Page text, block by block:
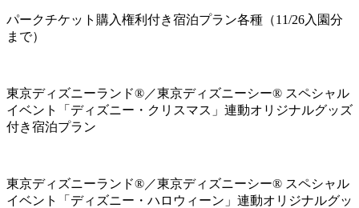
パークチケット購入権利付き宿泊プラン各種（11/26入園分
まで）
東京ディズニーランド®／東京ディズニーシー® スペシャル
イベント「ディズニー・クリスマス」連動オリジナルグッズ
付き宿泊プラン
東京ディズニーランド®／東京ディズニーシー® スペシャル
イベント「ディズニー・ハロウィーン」連動オリジナルグッ